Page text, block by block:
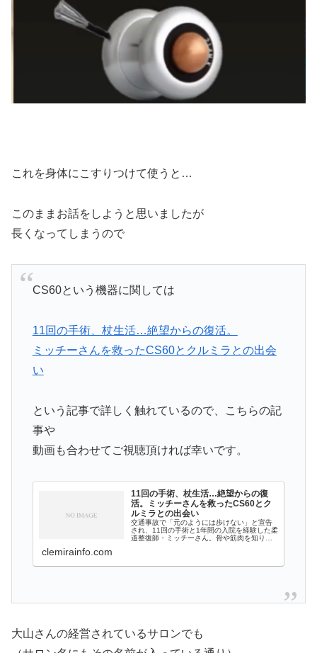
これを身体にこすりつけて使うと…
このままお話をしようと思いましたが
長くなってしまうので
CS60という機器に関しては
11回の手術、杖生活…絶望からの復活。
ミッチーさんを救ったCS60とクルミラとの出会
い
という記事で詳しく触れているので、こちらの記
事や
動画も合わせてご視聴頂ければ幸いです。
11回の手術、杖生活…絶望からの復
活。ミッチーさんを救ったCS60とク
ルミラとの出会い
交通事故で「元のようには歩けない」と宣告
され、11回の手術と1年間の入院を経験した柔
道整復師・ミッチーさん。骨や筋肉を知り尽
clemirainfo.com
大山さんの経営されているサロンでも